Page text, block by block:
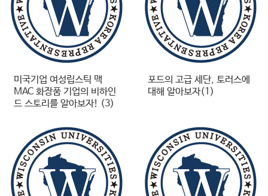
미국기업 여성립스틱 맥
MAC 화장품 기업의 비하인
드 스토리를 알아보자! (3)
포드의 고급 세단, 토러스에
대해 알아보자(1)